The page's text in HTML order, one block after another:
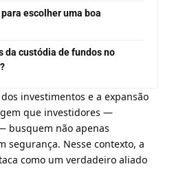
escolher uma boa
da custódia de fundos no
investimentos e a expansão
que investidores —
busquem não apenas
segurança. Nesse contexto, a
como um verdadeiro aliado